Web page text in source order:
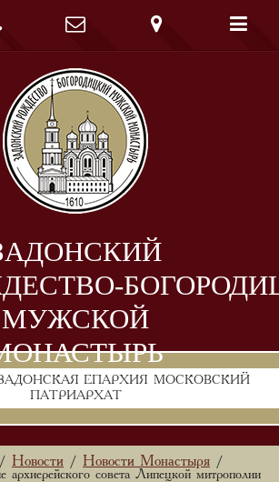
МУЖСКОЙ
ЕПАРХИЯ МОСКОВСКИЙ
ПАТРИАРХАТ
  
/ Новости / Новости Монастыря /
архиерейского совета Липецкой митрополии